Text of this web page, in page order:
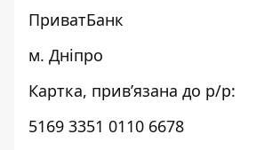
ПриватБанк
м. Дніпро
Картка, прив’язана до р/р:
5169 3351 0110 6678